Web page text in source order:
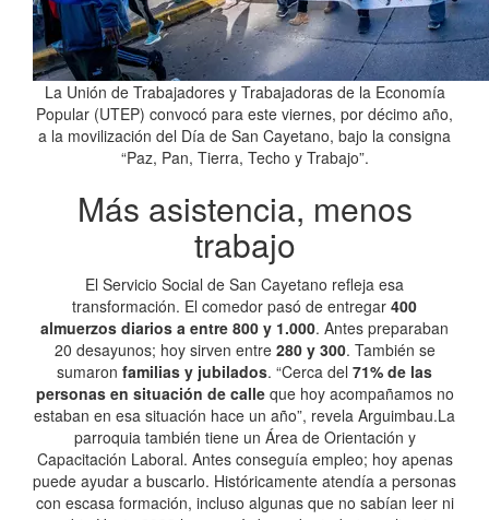
La Unión de Trabajadores y Trabajadoras de la Economía
Popular (UTEP) convocó para este viernes, por décimo año,
a la movilización del Día de San Cayetano, bajo la consigna
“Paz, Pan, Tierra, Techo y Trabajo”.
Más asistencia, menos
trabajo
El Servicio Social de San Cayetano refleja esa
transformación. El comedor pasó de entregar 400
almuerzos diarios a entre 800 y 1.000. Antes preparaban
20 desayunos; hoy sirven entre 280 y 300. También se
sumaron familias y jubilados. “Cerca del 71% de las
personas en situación de calleque hoy acompañamos no
estaban en esa situación hace un año”, revela Arguimbau.La
parroquia también tiene un Área de Orientación y
Capacitación Laboral. Antes conseguía empleo; hoy apenas
puede ayudar a buscarlo. Históricamente atendía a personas
con escasa formación, incluso algunas que no sabían leer ni